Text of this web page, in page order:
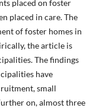
placed on foster
placed in care. The
of foster homes in
the article is
The findings
have
small
on, almost three